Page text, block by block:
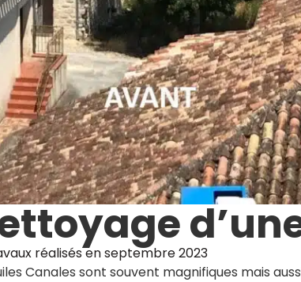
réalisés enseptembre 2023
Canales sont souvent magnifiques mais